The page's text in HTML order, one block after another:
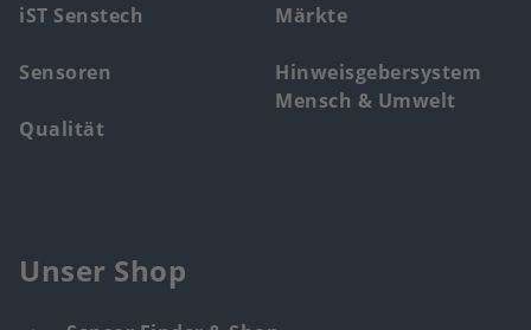
iST Senstech
Sensoren
Qualität
Märkte
Hinweisgebersystem
Mensch & Umwelt
Unser Shop